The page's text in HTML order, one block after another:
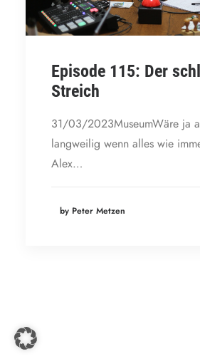
Episode 115: Der
Streich
31/03/2023MuseumWäre ja
langweilig wenn alles wie
Alex…
by Peter Metzen